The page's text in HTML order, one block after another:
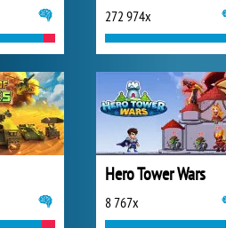
272 974x
Hero Tower Wars
8 767x